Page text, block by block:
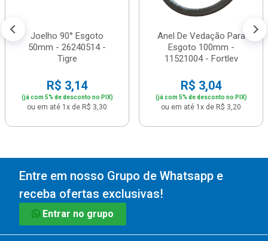
Joelho 90° Esgoto
50mm - 26240514 -
Tigre
R$ 3,14
(já com 5% de desconto no PIX)
ou em até 1x de R$ 3,30
Anel De Vedação Para
Esgoto 100mm -
11521004 - Fortlev
R$ 3,04
(já com 5% de desconto no PIX)
ou em até 1x de R$ 3,20
Entre em nosso Grupo de Whatsapp e
receba ofertas exclusivas!
Entrar no grupo